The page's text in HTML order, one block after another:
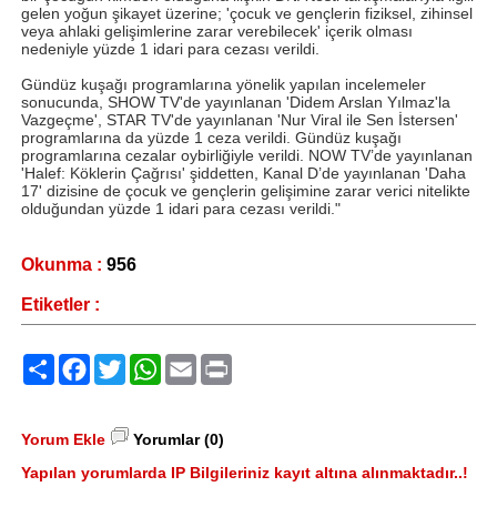
gelen yoğun şikayet üzerine; 'çocuk ve gençlerin fiziksel, zihinsel
veya ahlaki gelişimlerine zarar verebilecek' içerik olması
nedeniyle yüzde 1 idari para cezası verildi.
Gündüz kuşağı programlarına yönelik yapılan incelemeler
sonucunda, SHOW TV'de yayınlanan 'Didem Arslan Yılmaz'la
Vazgeçme', STAR TV'de yayınlanan 'Nur Viral ile Sen İstersen'
programlarına da yüzde 1 ceza verildi. Gündüz kuşağı
programlarına cezalar oybirliğiyle verildi. NOW TV’de yayınlanan
'Halef: Köklerin Çağrısı' şiddetten, Kanal D’de yayınlanan 'Daha
17' dizisine de çocuk ve gençlerin gelişimine zarar verici nitelikte
olduğundan yüzde 1 idari para cezası verildi."
Okunma : 956
Etiketler :
PaylaşFacebook
TwitterWhatsApp
Email
Yorum Ekle
Yorumlar (0)
Yapılan yorumlarda IP Bilgileriniz kayıt altına alınmaktadır..!